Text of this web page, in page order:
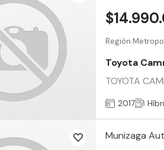
Región
Toyota
TOYOTA
2017
Munizaga